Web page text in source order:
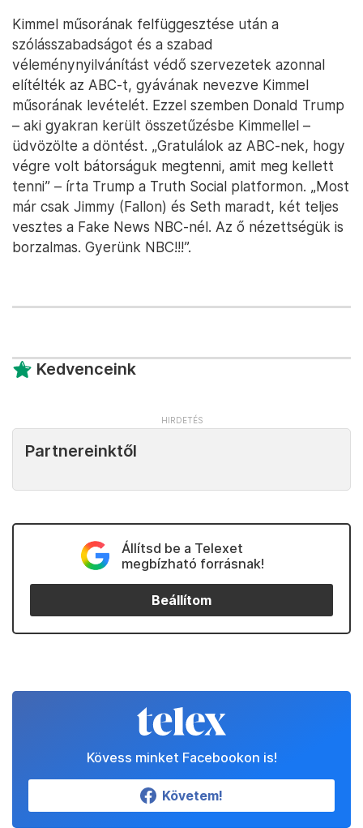
Kimmel műsorának felfüggesztése után a
szólásszabadságot és a szabad
véleménynyilvánítást védő szervezetek azonnal
elítélték az ABC-t, gyávának nevezve Kimmel
műsorának levételét. Ezzel szemben Donald Trump
– aki gyakran került összetűzésbe Kimmellel –
üdvözölte a döntést. „Gratulálok az ABC-nek, hogy
végre volt bátorságuk megtenni, amit meg kellett
tenni” – írta Trump a Truth Social platformon. „Most
már csak Jimmy (Fallon) és Seth maradt, két teljes
vesztes a Fake News NBC-nél. Az ő nézettségük is
borzalmas. Gyerünk NBC!!!”.
Kedvenceink
Partnereinktől
Állítsd be a Telexet
megbízható forrásnak!
Beállítom
Kövess minket Facebookon is!
Követem!